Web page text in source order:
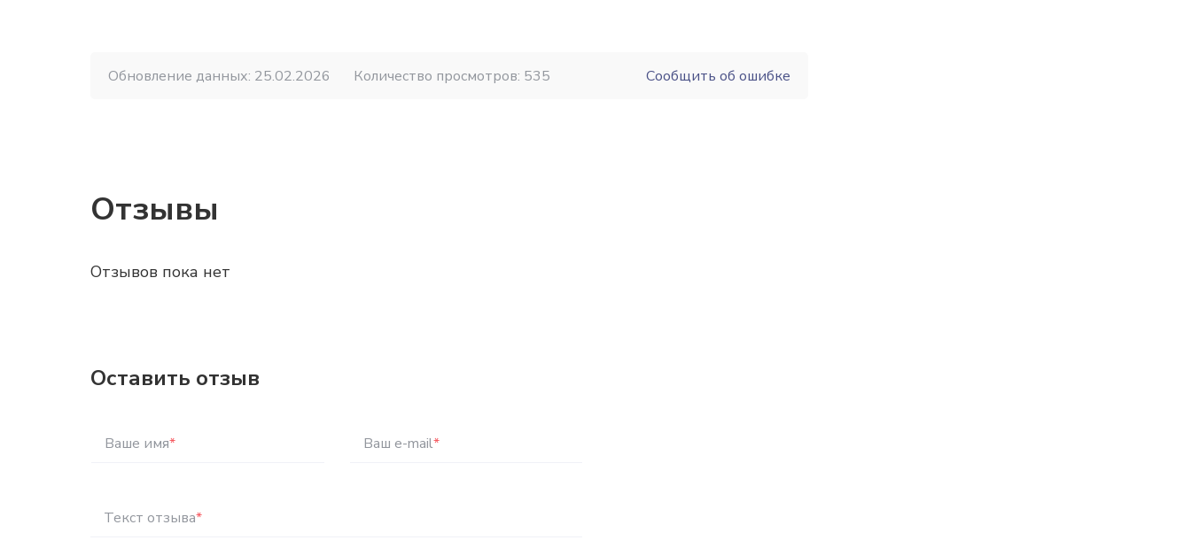
Обновление данных: 25.02.2026 Количество просмотров: 535 Сообщить об ошибке
Отзывы
Отзывов пока нет
Оставить отзыв
Ваше имя* Ваш e-mail*
Текст отзыва*